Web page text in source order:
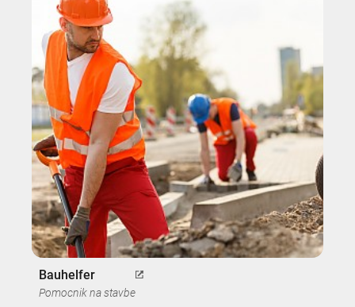
Bauhelfer
Pomocnik na stavbe